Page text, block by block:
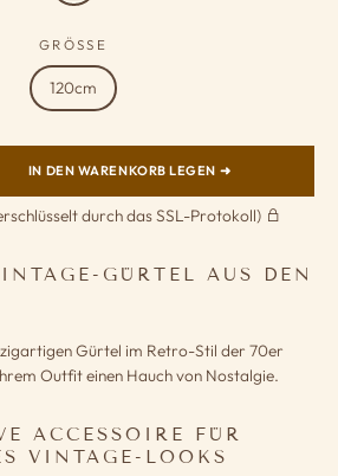
GRÖSSE
120cm
IN DEN WARENKORB LEGEN ➜
durch das SSL-Protokoll)
GÜRTEL AUS DEN
Gürtel im Retro-Stil der 70er
Outfit einen Hauch von Nostalgie.
ACCESSOIRE FÜR
VINTAGE-LOOKS